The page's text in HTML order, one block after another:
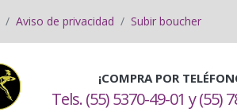
Aviso de privacidad Subir boucher
¡COMPRA POR
Tels. (55) 5370-49-01 y (55)